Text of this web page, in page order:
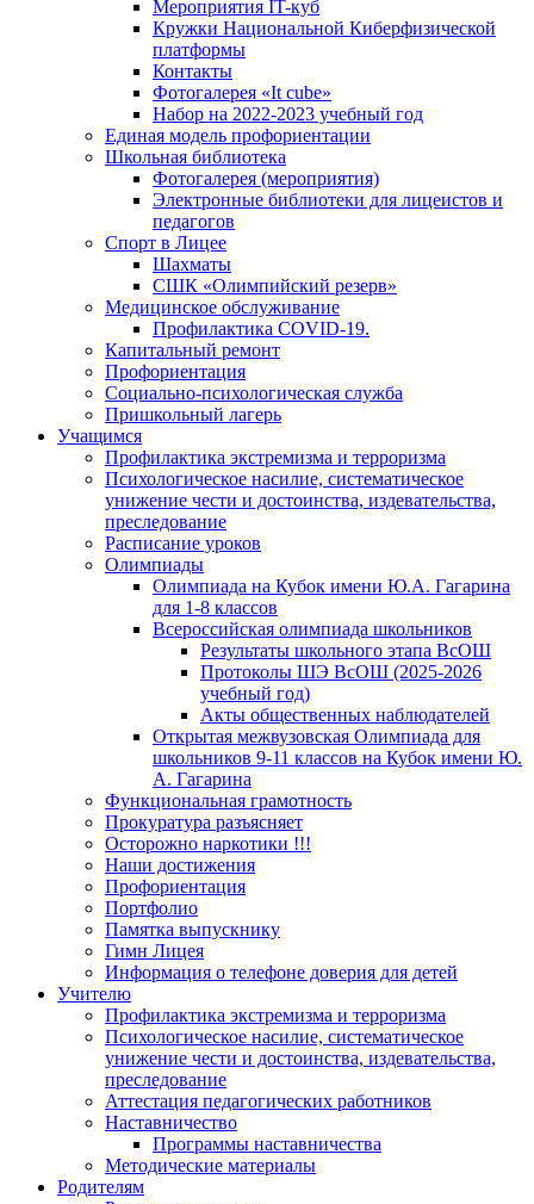
Мероприятия IT-куб
Кружки Национальной Киберфизической
платформы
Контакты
Фотогалерея «It cube»
Набор на 2022-2023 учебный год
Единая модель профориентации
Школьная библиотека
Фотогалерея (мероприятия)
Электронные библиотеки для лицеистов и
педагогов
Спорт в Лицее
Шахматы
СШК «Олимпийский резерв»
Медицинское обслуживание
Профилактика COVID-19.
Капитальный ремонт
Профориентация
Социально-психологическая служба
Пришкольный лагерь
Учащимся
Профилактика экстремизма и терроризма
Психологическое насилие, систематическое
унижение чести и достоинства, издевательства,
преследование
Расписание уроков
Олимпиады
Олимпиада на Кубок имени Ю.А. Гагарина
для 1-8 классов
Всероссийская олимпиада школьников
Результаты школьного этапа ВсОШ
Протоколы ШЭ ВсОШ (2025-2026
учебный год)
Акты общественных наблюдателей
Открытая межвузовская Олимпиада для
школьников 9-11 классов на Кубок имени Ю.
А. Гагарина
Функциональная грамотность
Прокуратура разъясняет
Осторожно наркотики !!!
Наши достижения
Профориентация
Портфолио
Памятка выпускнику
Гимн Лицея
Информация о телефоне доверия для детей
Учителю
Профилактика экстремизма и терроризма
Психологическое насилие, систематическое
унижение чести и достоинства, издевательства,
преследование
Аттестация педагогических работников
Наставничество
Программы наставничества
Методические материалы
Родителям